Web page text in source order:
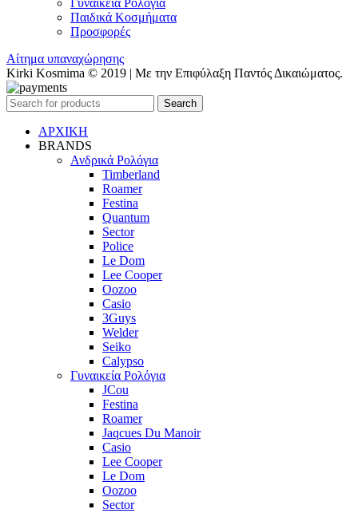
Παιδικά Κοσμήματα
Προσφορές
Αίτημα υπαναχώρησης
Kirki Kosmima © 2019 | Με την Επιφύλαξη Παντός Δικαιώματος.
Search
ΑΡΧΙΚΗ
BRANDS
Ανδρικά Ρολόγια
Timberland
Roamer
Festina
Quantum
Sector
Police
Le Dom
Lee Cooper
Oozoo
Casio
3Guys
Welder
Seiko
Calypso
Γυναικεία Ρολόγια
JCou
Festina
Roamer
Jaqcues Du Manoir
Casio
Lee Cooper
Le Dom
Oozoo
Sector